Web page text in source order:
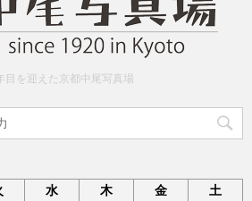
目を迎えた京都中尾写真場
水 木 金 土